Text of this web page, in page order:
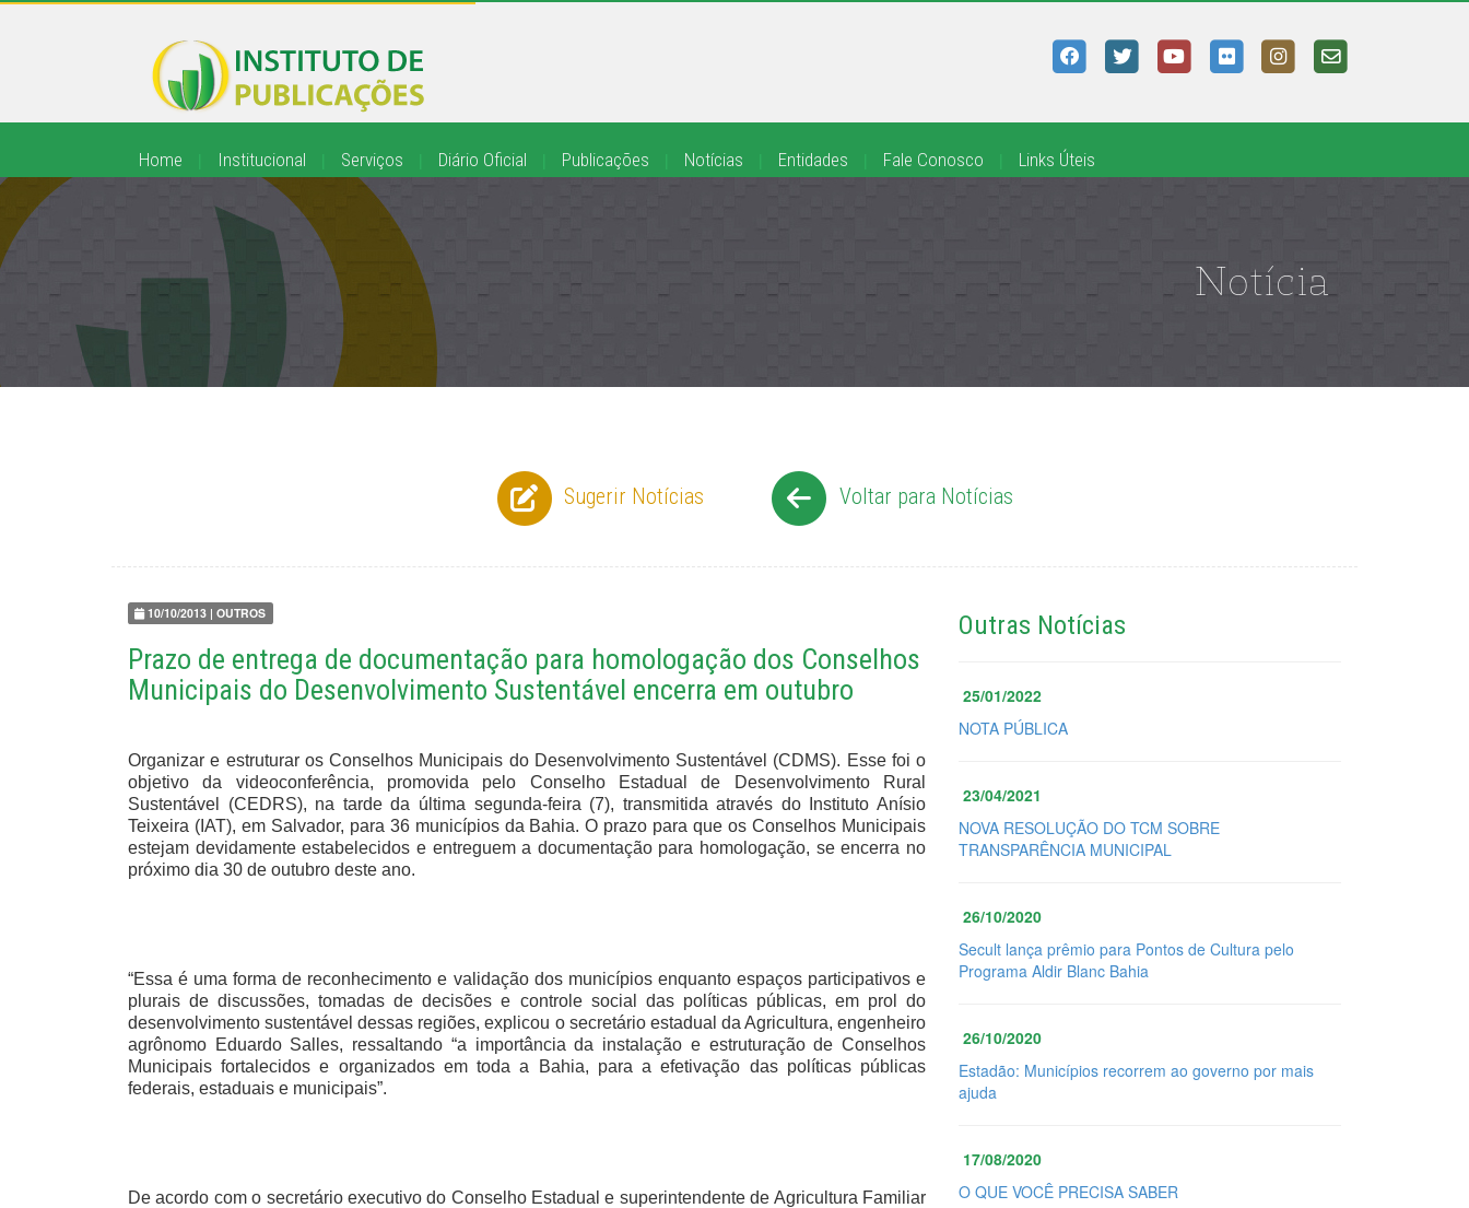
Home Institucional Serviços Diário Oficial Publicações Notícias Entidades Fale Conosco Links Úteis
Notícia
Sugerir Notícias Voltar para Notícias
10/10/2013 | OUTROS
Prazo de entrega de documentação para homologação dos Conselhos
Municipais do Desenvolvimento Sustentável encerra em outubro
Organizar e estruturar os Conselhos Municipais do Desenvolvimento Sustentável (CDMS). Esse foi o
objetivo da videoconferência, promovida pelo Conselho Estadual de Desenvolvimento Rural
Sustentável (CEDRS), na tarde da última segunda-feira (7), transmitida através do Instituto Anísio
Teixeira (IAT), em Salvador, para 36 municípios da Bahia. O prazo para que os Conselhos Municipais
estejam devidamente estabelecidos e entreguem a documentação para homologação, se encerra no
próximo dia 30 de outubro deste ano.
“Essa é uma forma de reconhecimento e validação dos municípios enquanto espaços participativos e
plurais de discussões, tomadas de decisões e controle social das políticas públicas, em prol do
desenvolvimento sustentável dessas regiões, explicou o secretário estadual da Agricultura, engenheiro
agrônomo Eduardo Salles, ressaltando “a importância da instalação e estruturação de Conselhos
Municipais fortalecidos e organizados em toda a Bahia, para a efetivação das políticas públicas
federais, estaduais e municipais”.
De acordo com o secretário executivo do Conselho Estadual e superintendente de Agricultura Familiar
Outras Notícias
25/01/2022
NOTA PÚBLICA
23/04/2021
NOVA RESOLUÇÃO DO TCM SOBRE
TRANSPARÊNCIA MUNICIPAL
26/10/2020
Secult lança prêmio para Pontos de Cultura pelo
Programa Aldir Blanc Bahia
26/10/2020
Estadão: Municípios recorrem ao governo por mais
ajuda
17/08/2020
O QUE VOCÊ PRECISA SABER